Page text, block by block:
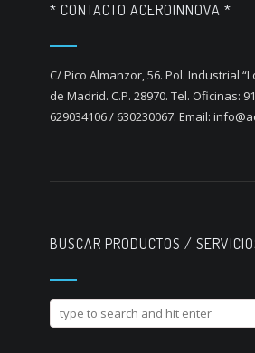
* CONTACTO ACEROINNOVA *
C/ Pico Almanzor, 56. Pol. Industrial
de Madrid. C.P. 28970. Tel. Oficinas:
629034106 / 630230067. Email:
BUSCAR PRODUCTOS /